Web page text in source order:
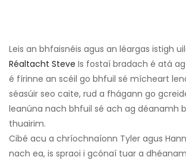
Leis an bhfaisnéis agus an léargas istigh
Réaltacht Steve Is fostaí bradach é atá ag
é fírinne an scéil go bhfuil sé mícheart
séasúir seo caite, rud a fhágann go
leanúna nach bhfuil sé ach ag déanamh
thuairim.
Cibé acu a chríochnaíonn Tyler agus
nach ea, is spraoi i gcónaí tuar a